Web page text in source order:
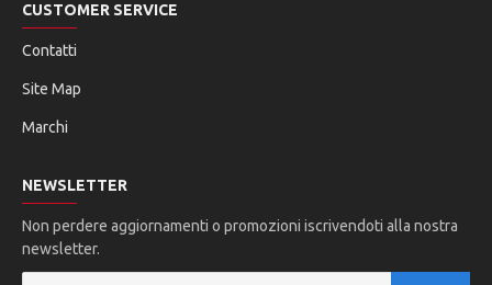
CUSTOMER SERVICE
Contatti
Site Map
Marchi
NEWSLETTER
Non perdere aggiornamenti o promozioni iscrivendoti alla nostra
newsletter.